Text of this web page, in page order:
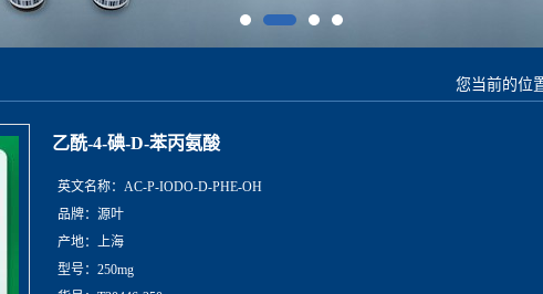
您当前的位
乙酰-4-碘-D-苯丙氨酸
英文名称： AC-P-IODO-D-PHE-OH
品牌： 源叶
产地： 上海
型号： 250mg